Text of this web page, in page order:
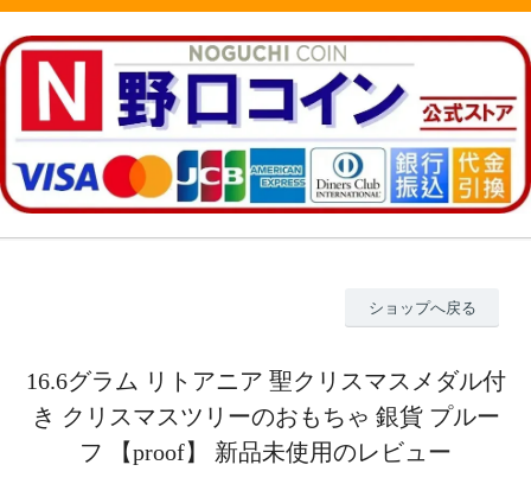
ショップへ戻る
16.6グラム リトアニア 聖クリスマスメダル付
き クリスマスツリーのおもちゃ 銀貨 プルー
フ 【proof】 新品未使用のレビュー